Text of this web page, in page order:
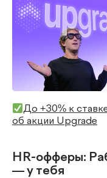
До +30% к
об акции Upgrade
HR-офферы:
— у тебя